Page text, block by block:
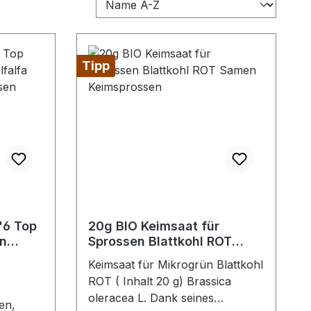
von 4.7 von 5 Sternen
Top
gehört zu den ältesten Kulturpflanzen der Welt und wurde schon von den alten Ägyptern geschätzt. Er enthält 69 % Kohlenhydrate, 12 % Protein, Ballaststoffe und sehr wenig Fett. In gekeimten Zustand erhöht sich der Nährwert beträchtlich. Sowohl in Sprossen als auch im Weizengras vervielfacht sich der Gehalt an B-Vitaminen, Vitamin C, E und Mineralien (vor allem Eisen, Kalzium, Magnesium Phosphor und Zink). Durch den Keimvorgang werden die Anti-Nährstoffe kontinuierlich abgebaut und Enzyme, pflanzliche Hormone und Chlorophyll gebildet. 1 Portion Weizengras (40 – 45 g für einen Weizengrassaft) entspricht laut Dr. Ann Wigmore (eine bekannte und wegweisende Ernährungs- und Gesundheitsberaterin in Amerika) 1 Kilogramm bestem Gemüse. Geschmack und Verwendung: Die milden, nußartig und leicht crem
Tipp
20g BIO Keimsaat für
Sprossen Blattkohl ROT
Keimsaat für Mikrogrün Blattkohl
ROT ( Inhalt 20 g) Brassica
oleracea L. Dank seines